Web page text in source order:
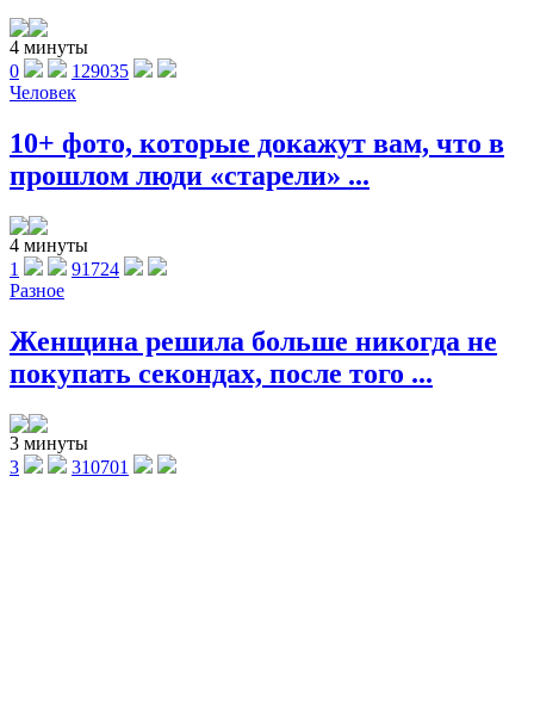
4 минуты
0
129035
Человек
10+ фото, которые докажут вам, что в
прошлом люди «старели» ...
4 минуты
1
91724
Разное
Женщина решила больше никогда не
покупать секондах, после того ...
3 минуты
3
310701